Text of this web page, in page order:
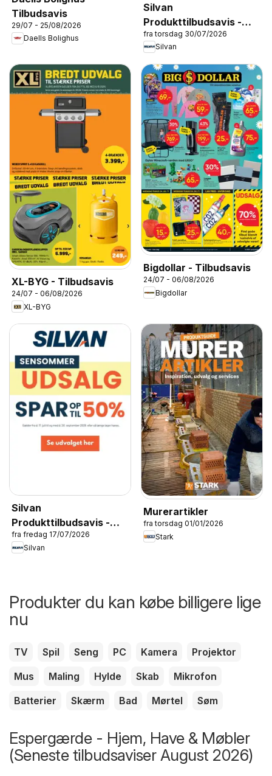
Tilbudsavis
29/07 - 25/08/2026
Daells Bolighus
Silvan
Produkttilbudsavis -
Opbevaring
fra torsdag 30/07/2026
Silvan
XL-BYG - Tilbudsavis
24/07 - 06/08/2026
XL-BYG
Bigdollar - Tilbudsavis
24/07 - 06/08/2026
Bigdollar
Silvan
Produkttilbudsavis -
Sensommerudsalg
fra fredag 17/07/2026
Silvan
Murerartikler
fra torsdag 01/01/2026
Stark
Produkter du kan købe billigere lige
nu
TV Spil Seng PC Kamera
Projektor
Mus
Maling Hylde Skab
Mikrofon
Batterier
Skærm Bad Mørtel Søm
Espergærde - Hjem, Have & Møbler
(Seneste tilbudsaviser August 2026)